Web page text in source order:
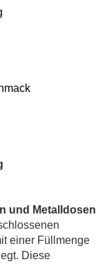
und Metalldosen
einer Füllmenge
Diese